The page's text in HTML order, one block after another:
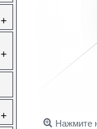
+
+
+
Нажмите